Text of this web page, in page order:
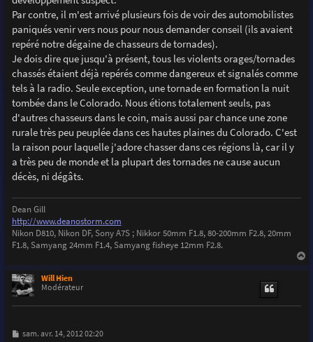
Par contre, il m'est arrivé plusieurs fois de voir des automobilistes
paniqués venir vers nous pour nous demander conseil (ils avaient
repéré notre dégaine de chasseurs de tornades).
Je dois dire que jusqu'à présent, tous les violents orages/tornades
chassés étaient déjà repérés comme dangereux et signalés comme
tels à la radio. Seule exception, une tornade en formation la nuit
tombée dans le Colorado. Nous étions totalement seuls, pas
d'autres chasseurs dans le coin, mais aussi par chance une zone
rurale très peu peuplée dans ces hautes plaines du Colorado. C'est
la raison pour laquelle j'adore chasser dans ces régions là, car il y
a très peu de monde et la plupart des tornades ne cause aucun
décès, ni dégâts.
Dean Gill
http://www.deanostorm.com
Nikon D810, Nikon DF, Sony A7S ; Nikkor 50mm F1.8, 80-200mm F2.8, 20mm
F1.8, Samyang 24mm F1.4, Samyang fisheye 12mm F2.8.
Will Hien
Modérateur
M
sam. avr. 14, 2012 02:20